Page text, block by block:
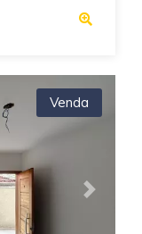
Next
Venda